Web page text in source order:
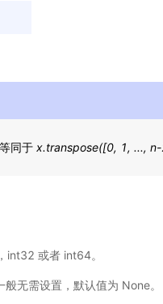
等同于 x.transpose([0, 1, ...,
int32 或者 int64。
般无需设置，默认值为 None。